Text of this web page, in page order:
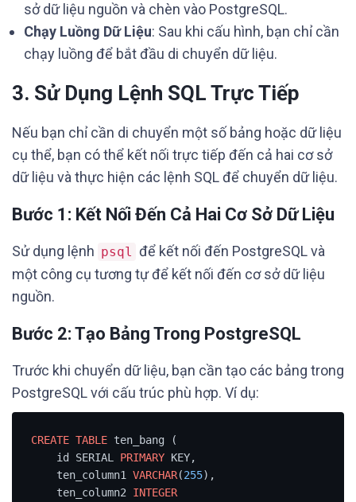
sở dữ liệu nguồn và chèn vào PostgreSQL.
Chạy Luồng Dữ Liệu: Sau khi cấu hình, bạn chỉ cần
chạy luồng để bắt đầu di chuyển dữ liệu.
3. Sử Dụng Lệnh SQL Trực Tiếp
Nếu bạn chỉ cần di chuyển một số bảng hoặc dữ liệu
cụ thể, bạn có thể kết nối trực tiếp đến cả hai cơ sở
dữ liệu và thực hiện các lệnh SQL để chuyển dữ liệu.
Bước 1: Kết Nối Đến Cả Hai Cơ Sở Dữ Liệu
Sử dụng lệnh psql để kết nối đến PostgreSQL và
một công cụ tương tự để kết nối đến cơ sở dữ liệu
nguồn.
Bước 2: Tạo Bảng Trong PostgreSQL
Trước khi chuyển dữ liệu, bạn cần tạo các bảng trong
PostgreSQL với cấu trúc phù hợp. Ví dụ:
CREATE TABLE ten_bang (
    id SERIAL
PRIMARY KEY,
    ten_column1
VARCHAR(255),
    ten_column2
INTEGER